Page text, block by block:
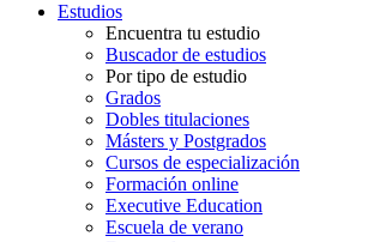
Estudios
Encuentra tu estudio
Buscador de estudios
Por tipo de estudio
Grados
Dobles titulaciones
Másters y Postgrados
Cursos de especialización
Formación online
Executive Education
Escuela de verano